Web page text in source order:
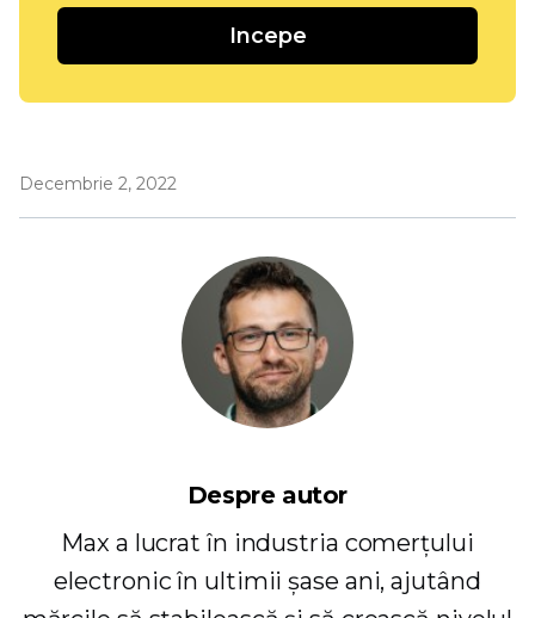
Incepe
Decembrie 2, 2022
Despre autor
Max a lucrat în industria comerțului
electronic în ultimii șase ani, ajutând